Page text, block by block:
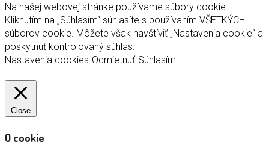
Na našej webovej stránke používame súbory cookie.
Kliknutím na „Súhlasím“ súhlasíte s používaním VŠETKÝCH
súborov cookie. Môžete však navštíviť „Nastavenia cookie“ a
poskytnúť kontrolovaný súhlas.
Nastavenia cookies Odmietnuť Súhlasím
Close
O cookie